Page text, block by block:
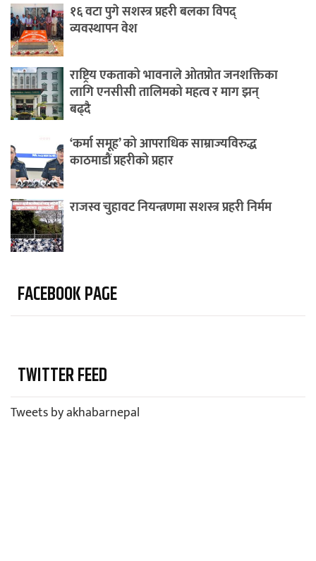
१६ वटा पुगे सशस्त्र प्रहरी बलका विपद्
व्यवस्थापन वेश
राष्ट्रिय एकताको भावनाले ओतप्रोत जनशक्तिका
लागि एनसीसी तालिमको महत्व र माग झन्
बढ्दै
‘कर्मा समूह’ को आपराधिक साम्राज्यविरुद्ध
काठमाडौं प्रहरीको प्रहार
राजस्व चुहावट नियन्त्रणमा सशस्त्र प्रहरी निर्मम
FACEBOOK PAGE
TWITTER FEED
Tweets by akhabarnepal